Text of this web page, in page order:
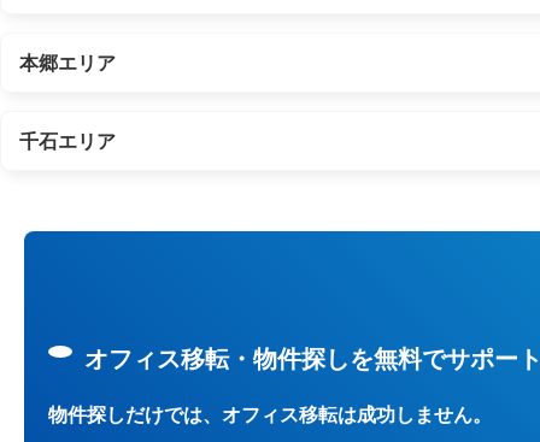
本郷エリア
千石エリア
オフィス移転・物件探しを無料でサポー
物件探しだけでは、オフィス移転は成功しません。